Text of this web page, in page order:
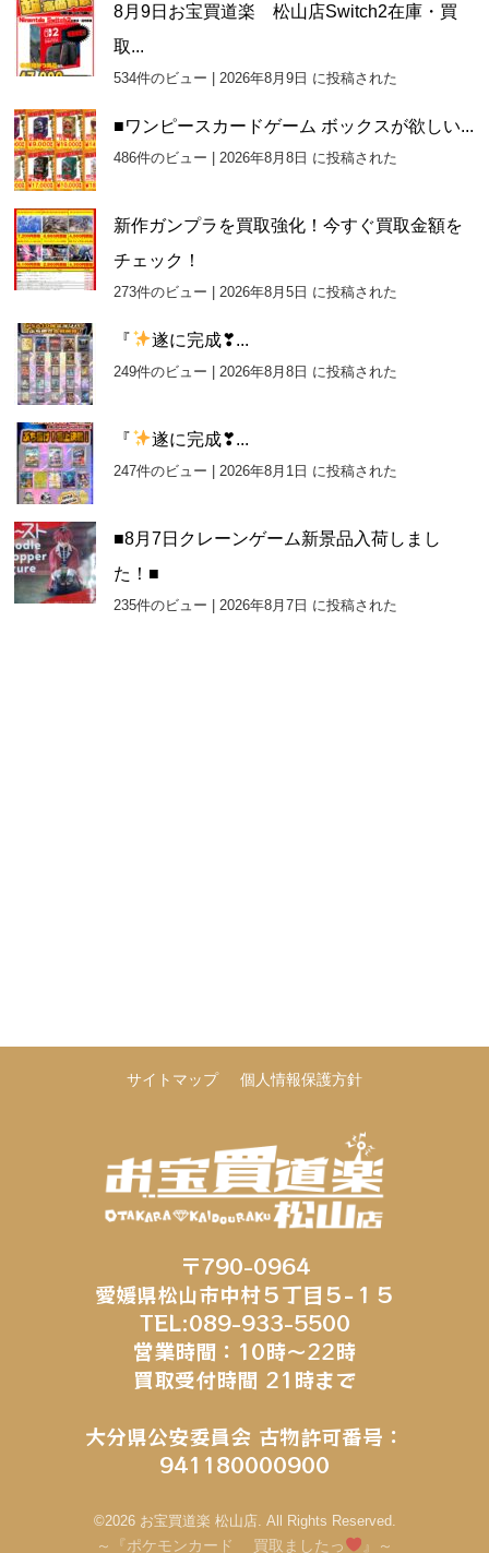
8月9日お宝買道楽 松山店Switch2在庫・買
取...
534件のビュー | 2026年8月9日 に投稿された
■ワンピースカードゲーム ボックスが欲しい...
486件のビュー | 2026年8月8日 に投稿された
新作ガンプラを買取強化！今すぐ買取金額を
チェック！
273件のビュー | 2026年8月5日 に投稿された
『 遂に完成❣...
249件のビュー | 2026年8月8日 に投稿された
『 遂に完成❣...
247件のビュー | 2026年8月1日 に投稿された
■8月7日クレーンゲーム新景品入荷しまし
た！■
235件のビュー | 2026年8月7日 に投稿された
サイトマップ 個人情報保護方針
〒790-0964
愛媛県松山市中村５丁目５−１５
TEL:089-933-5500
営業時間：10時～22時
買取受付時間 21時まで
大分県公安委員会 古物許可番号：
941180000900
©2026 お宝買道楽 松山店. All Rights Reserved.
～『ポケモンカード 買取ましたっ
』～